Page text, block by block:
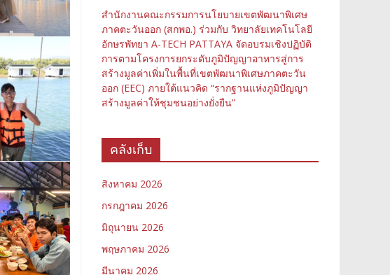
สำนักงานคณะกรรมการนโยบายเขตพัฒนาพิเศษ
ภาคตะวันออก (สกพอ.) ร่วมกับ วิทยาลัยเทคโนโลยี
อักษรพัทยา A-TECH PATTAYA จัดอบรมเชิงปฏิบัติ
การตามโครงการยกระดับภูมิปัญญาอาหารสู่การ
สร้างมูลค่าเพิ่มในพื้นที่เขตพัฒนาพิเศษภาคตะวัน
ออก (EEC) ภายใต้แนวคิด “รากฐานแห่งภูมิปัญญา
สร้างมูลค่าให้ชุมชนอย่างยั่งยืน”
คลังเก็บ
สิงหาคม 2026
กรกฎาคม 2026
มิถุนายน 2026
พฤษภาคม 2026
มีนาคม 2026